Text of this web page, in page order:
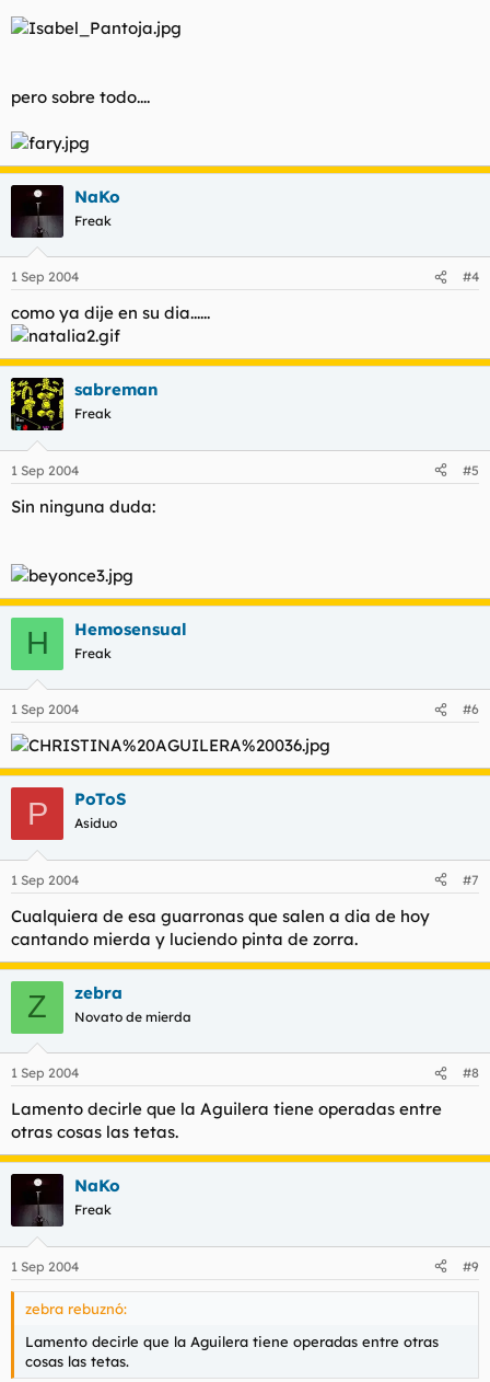
pero sobre todo....
NaKo
Freak
1 Sep 2004 #4
como ya dije en su dia......
sabreman
Freak
1 Sep 2004 #5
Sin ninguna duda:
H Hemosensual
Freak
1 Sep 2004 #6
P PoToS
Asiduo
1 Sep 2004 #7
Cualquiera de esa guarronas que salen a dia de hoy
cantando mierda y luciendo pinta de zorra.
Z zebra
Novato de mierda
1 Sep 2004 #8
Lamento decirle que la Aguilera tiene operadas entre
otras cosas las tetas.
NaKo
Freak
1 Sep 2004 #9
zebra rebuznó:
Lamento decirle que la Aguilera tiene operadas entre otras
cosas las tetas.